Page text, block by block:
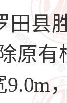
田县
原